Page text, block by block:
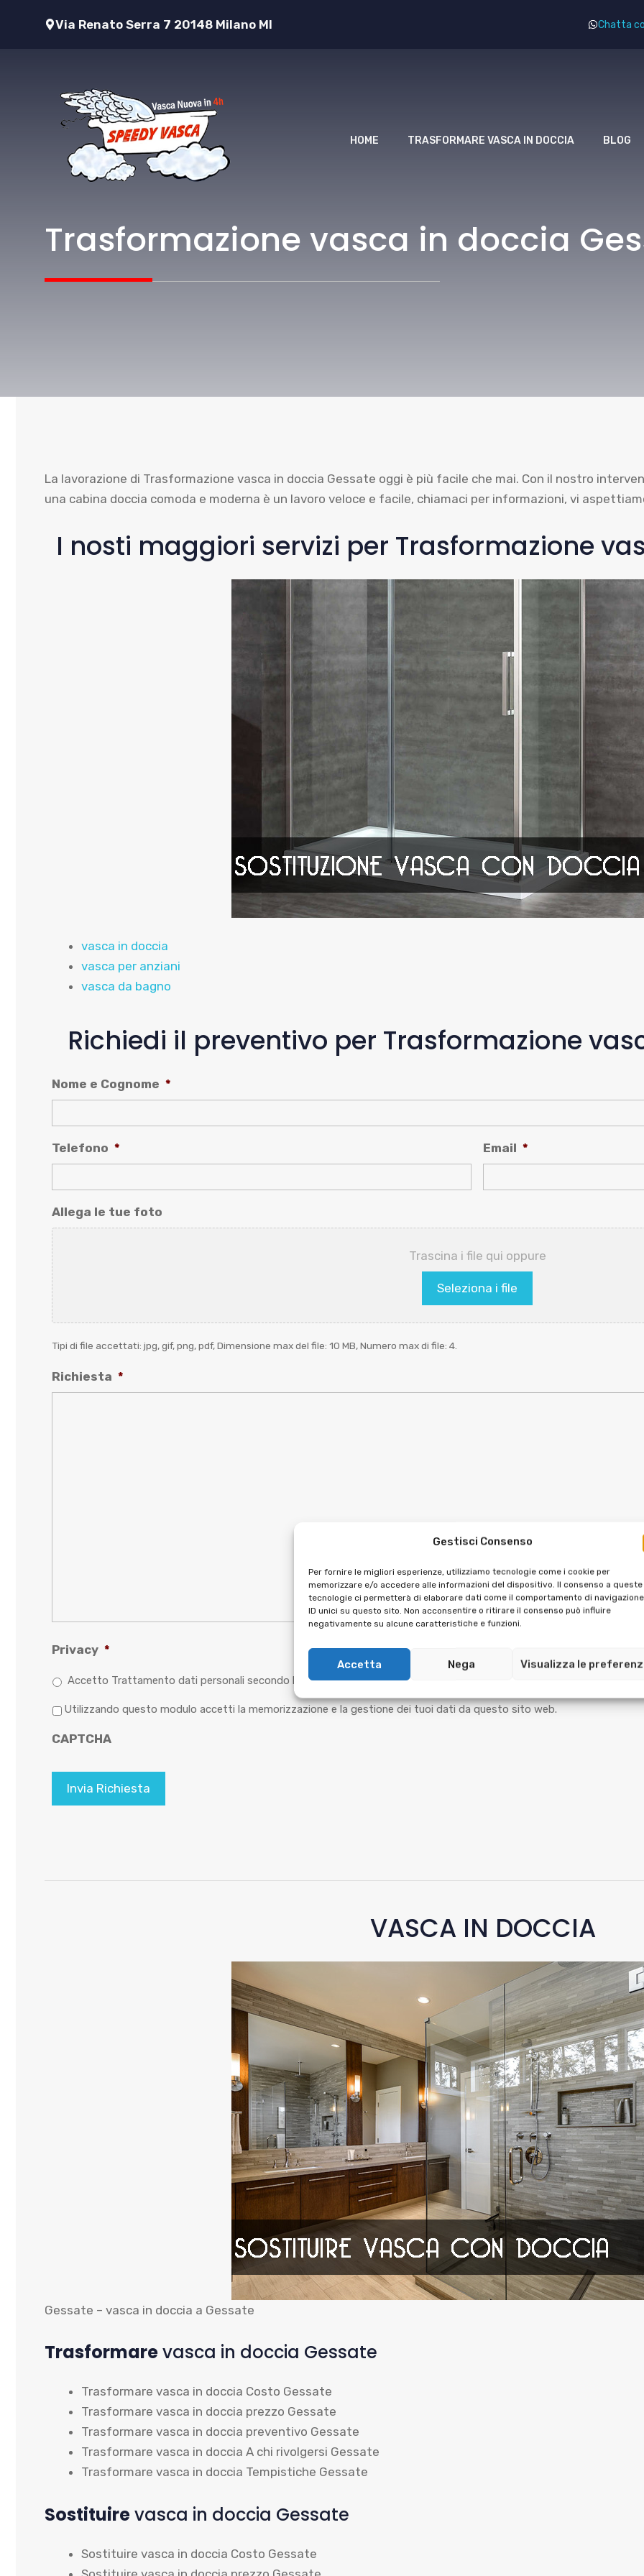
Gestisci Consenso
Per fornire le migliori esperienze, utilizziamo tecnologie come i cookie per
memorizzare e/o accedere alle informazioni del dispositivo. Il consenso a queste
tecnologie ci permetterà di elaborare dati come il comportamento di
ID unici su questo sito. Non acconsentire o ritirare il consenso può influire
negativamente su alcune caratteristiche e funzioni.
Accetta Nega Visualizza le
Via Renato Serra 7 20148 Milano MI Chatta
HOME TRASFORMARE VASCA IN DOCCIA BLOG
Trasformazione vasca in doccia
La lavorazione di Trasformazione vasca in doccia Gessate oggi è più facile che mai. Con il nostro
una cabina doccia comoda e moderna è un lavoro veloce e facile, chiamaci per informazioni, vi
I nosti maggiori servizi per Trasformazione
vasca in doccia
vasca per anziani
vasca da bagno
Richiedi il preventivo per Trasformazione
Nome e Cognome *
Telefono * Email *
Allega le tue foto
Trascina i file qui oppure
Seleziona i file
Tipi di file accettati: jpg, gif, png, pdf, Dimensione max del file: 10 MB, Numero max di file: 4.
Richiesta *
Privacy *
Accetto Trattamento dati personali secondo l'informativa sullaprivacy
P
i
a
y
Utilizzando questo modulo accetti la memorizzazione e la gestione dei tuoi dati da questo sito web.
CAPTCHA
VASCA IN DOCCIA
Gessate – vasca in doccia a Gessate
Trasformarevasca in doccia Gessate
Trasformare vasca in doccia Costo Gessate
Trasformare vasca in doccia prezzo Gessate
Trasformare vasca in doccia preventivo Gessate
Trasformare vasca in doccia A chi rivolgersi Gessate
Trasformare vasca in doccia Tempistiche Gessate
Sostituirevasca in doccia Gessate
Sostituire vasca in doccia Costo Gessate